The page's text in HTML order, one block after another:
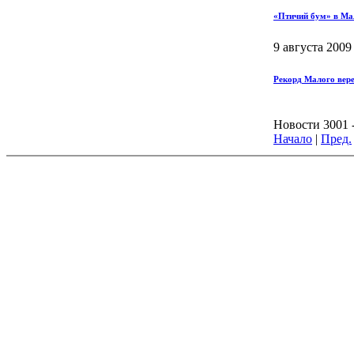
«Птичий бум» в
9 августа 2009
Рекорд Малого
Новости 3001
Начало | Пред.